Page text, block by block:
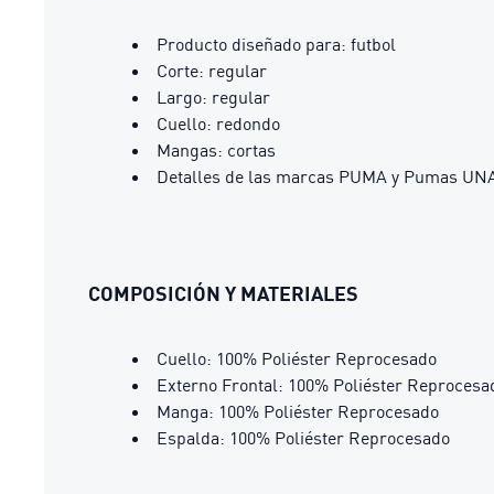
Producto diseñado para: futbol
Corte: regular
Largo: regular
Cuello: redondo
Mangas: cortas
Detalles de las marcas PUMA y Pumas
COMPOSICIÓN Y MATERIALES
Cuello: 100% Poliéster Reprocesado
Externo Frontal: 100% Poliéster
Manga: 100% Poliéster Reprocesado
Espalda: 100% Poliéster Reprocesado